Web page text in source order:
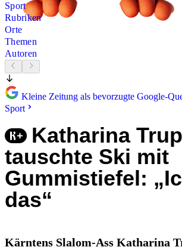
Sport
Rubriken
Orte
Themen
Autoren
Kleine Zeitung als bevorzugte Google-
Sport
Katharina
tauschte Ski mit
Gummistiefel:
das“
Kärntens Slalom-Ass Katharina